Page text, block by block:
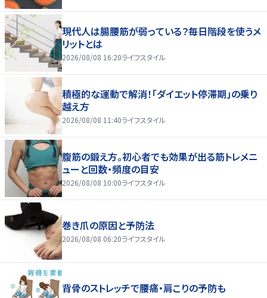
現代人は腸腰筋が弱っている？毎日階段を使うメ
リットとは
2026/08/08 16:20ライフスタイル
積極的な運動で解消！「ダイエット停滞期」の乗り
越え方
2026/08/08 11:40ライフスタイル
腹筋の鍛え方。初心者でも効果が出る筋トレメニ
ューと回数・頻度の目安
2026/08/08 10:00ライフスタイル
巻き爪の原因と予防法
2026/08/08 06:20ライフスタイル
背骨のストレッチで腰痛・肩こりの予防も